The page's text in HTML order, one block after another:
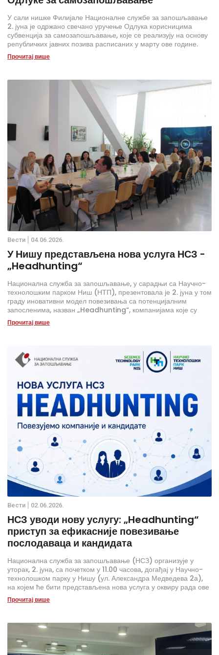
У сали нишке Филијале Националне службе за запошљавање
2. јуна је одржано свечано уручење Одлука корисницима
субвенција за самозапошљавање, које се реализују на основу
републичких јавних позива расписаних у марту ове године.
Прочитај више
Вести 04.06.2026.
У Нишу представљена нова услуга НСЗ -
„Headhunting“
Национална служба за запошљавање, у сарадњи са Научно-
технолошким парком Ниш (НТП), презентовала је 2. јуна у том
граду иновативни модел повезивања са потенцијалним
запосленима, назван „Headhunting“, компанијама које су
чланице НТП-а, али и другим великим компанијама.
Прочитај више
Вести 02.06.2026.
НСЗ уводи нову услугу: „Headhunting“
приступ за ефикасније повезивање
послодаваца и кандидата
Национална служба за запошљавање (НСЗ) организује у
уторак, 2. јуна, са почетком у 11.00 часова, догађај у Научно-
технолошком парку у Нишу (ул. Александра Медведева 2а),
на којем ће бити представљена нова услуга у оквиру рада ове
институције – headhunting приступ.
Прочитај више